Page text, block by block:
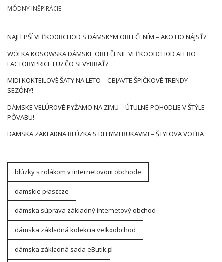
MÓDNY INŠPIRÁCIE
NAJLEPŠÍ VEĽKOOBCHOD S DÁMSKYM OBLEČENÍM – AKO HO NÁJSŤ?
WÓLKA KOSOWSKA DÁMSKE OBLEČENIE VEĽKOOBCHOD ALEBO
FACTORYPRICE.EU? ČO SI VYBRAŤ?
MIDI KOKTEILOVÉ ŠATY NA LETO – OBJAVTE ŠPIČKOVÉ TRENDY
SEZÓNY!
DÁMSKE VELÚROVÉ PYŽAMO NA ZIMU – ÚTULNÉ POHODLIE V ŠTÝLE
PÔVABU!
DÁMSKA ZÁKLADNÁ BLÚZKA S DLHÝMI RUKÁVMI – ŠTÝLOVÁ VOĽBA
blúzky s rolákom v internetovom obchode
damskie płaszcze
dámska súprava základný internetový obchod
dámska základná kolekcia veľkoobchod
dámska základná sada eButik.pl